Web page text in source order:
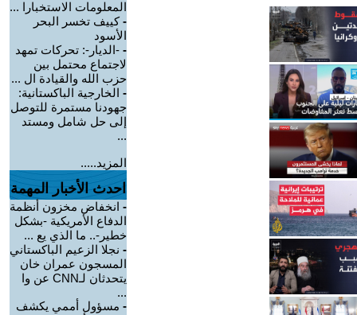
المعلومات الاستخبارا ...
-كييف تخسر البحر
الأسود
- -الديار-: تحركات تمهد
لاجتماع محتمل بين
حزب الله والقيادة ال ...
- الخارجية الباكستانية:
جهودنا مستمرة للتوصل
إلى حل شامل ومستد
...
المزيد.....
احدث الأخبار المهمة
- انخفاض مخزون أنظمة
الدفاع الأمريكية -بشكل
خطير-.. ما الذي يع ...
- نجلا الزعيم الباكستاني
المسجون عمران خان
يتحدثان لـCNN عن وا
...
- مسؤول أممي يكشف